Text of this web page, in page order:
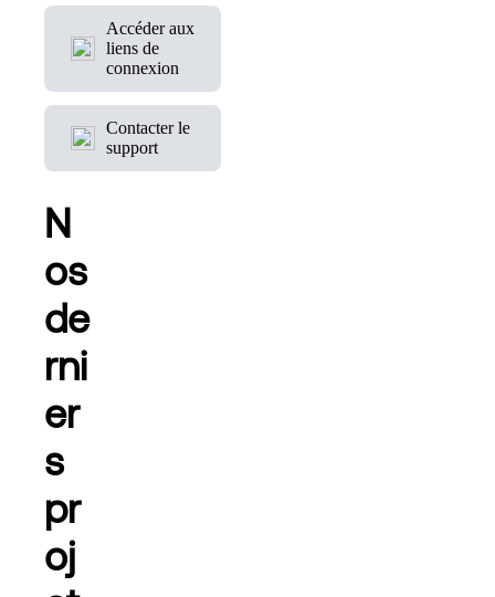
Accéder aux
liens de
connexion
Contacter le
support
N
os
de
rni
er
s
pr
oj